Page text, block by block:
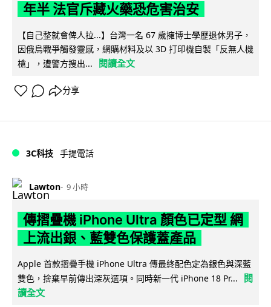
年半 法官斥藏火藥恐危害治安
【自己整就會俾人拉...】台灣一名 67 歲擁博士學歷退休男子，
因俄烏戰爭觸發靈感，網購材料及以 3D 打印機自製「反無人機
槍」，遭警方搜出...
閱讀全文
分享
3C科技 手提電話
Lawton 9 小時
傳摺疊機 iPhone Ultra 顏色已定型 網
上流出銀、藍雙色保護蓋產品
Apple 首款摺疊手機 iPhone Ultra 傳最終配色定為銀色與深藍
雙色，捨棄早前傳出深灰選項。同時新一代 iPhone 18 Pr...
閱
讀全文